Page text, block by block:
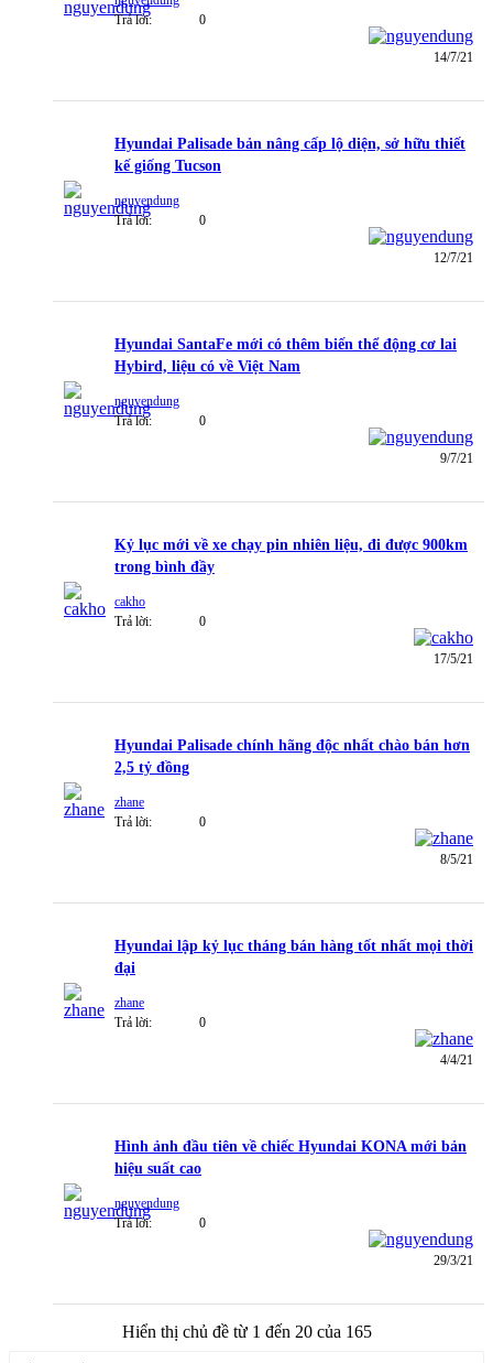
Trả lời:
0
14/7/21
Hyundai Palisade bản nâng cấp lộ diện, sở hữu thiết
kế giống Tucson
nguyendung
Trả lời:
0
12/7/21
Hyundai SantaFe mới có thêm biến thể động cơ lai
Hybird, liệu có về Việt Nam
nguyendung
Trả lời:
0
9/7/21
Kỷ lục mới về xe chạy pin nhiên liệu, đi được 900km
trong bình đầy
cakho
Trả lời:
0
17/5/21
Hyundai Palisade chính hãng độc nhất chào bán hơn
2,5 tỷ đồng
zhane
Trả lời:
0
8/5/21
Hyundai lập kỷ lục tháng bán hàng tốt nhất mọi thời
đại
zhane
Trả lời:
0
4/4/21
Hình ảnh đầu tiên về chiếc Hyundai KONA mới bản
hiệu suất cao
nguyendung
Trả lời:
0
29/3/21
Hiển thị chủ đề từ 1 đến 20 của 165